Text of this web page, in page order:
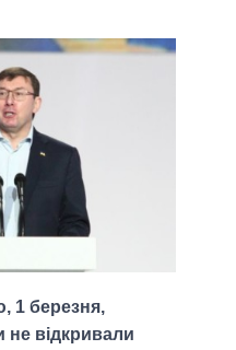
1 березня,
не відкривали